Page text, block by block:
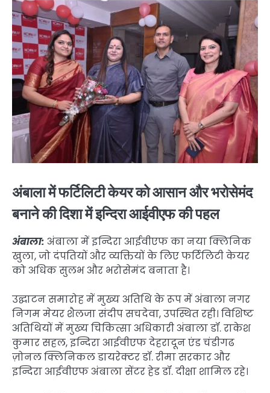
अंबाला में फर्टिलिटी केयर को आसान और भरोसेमंद
बनाने की दिशा में इन्दिरा आईवीएफ की पहल
अंबाला: अंबाला में इन्दिरा आईवीएफ का नया क्लिनिक
खुला, जो दंपतियों और व्यक्तियों के लिए फर्टिलिटी केयर
को अधिक सुलभ और भरोसेमंद बनाता है।
उद्घाटन समारोह में मुख्य अतिथि के रूप में अंबाला नगर
निगम मेयर शैलजा संदीप सचदेवा, उपस्थित रही। विशिष्ट
अतिथियों में मुख्य चिकित्सा अधिकारी अंबाला डॉ. राकेश
कुमार सहल, इन्दिरा आईवीएफ देहरादून एंड चंडीगढ
ज़ोनल क्लिनिकल डायरेक्टर डॉ. रीमा सरकार और
इन्दिरा आईवीएफ अंबाला सेंटर हेड डॉ. दीक्षा शामिल रहे।